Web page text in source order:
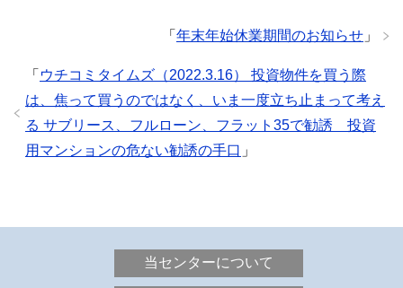
「 年末年始休業期間のお知らせ 」
「 ウチコミタイムズ（2022.3.16） 投資物件を買う際
は、焦って買うのではなく、いま一度立ち止まって考え
る サブリース、フルローン、フラット35で勧誘 投資
用マンションの危ない勧誘の手口 」
当センターについて